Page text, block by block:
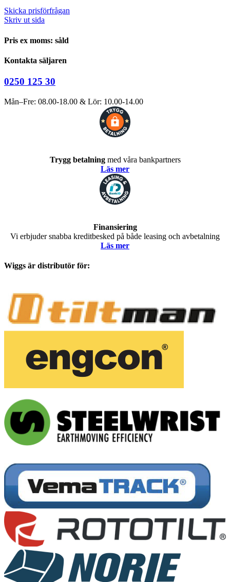
Skicka prisförfrågan
Skriv ut sida
Pris ex moms: såld
Kontakta säljaren
0250 125 30
Mån–Fre: 08.00-18.00 & Lör: 10.00-14.00
Trygg betalningmed våra bankpartners
Läs mer
Finansiering
Vi erbjuder snabba kreditbesked på både leasing och avbetalning
Läs mer
Wiggs är distributör för: